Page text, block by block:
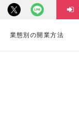
業態別の開業方法